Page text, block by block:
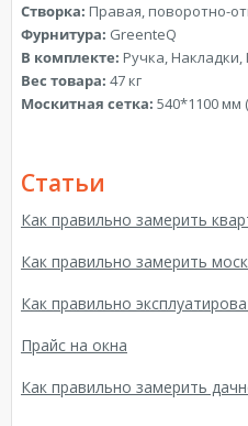
Створка: Правая, поворотно-
Фурнитура: GreenteQ
В комплекте: Ручка, Накладки,
Вес товара: 47 кг
Москитная сетка: 540*1100 мм (
Статьи
Как правильно замерить
Как правильно замерить
Как правильно
Прайс на окна
Как правильно замерить